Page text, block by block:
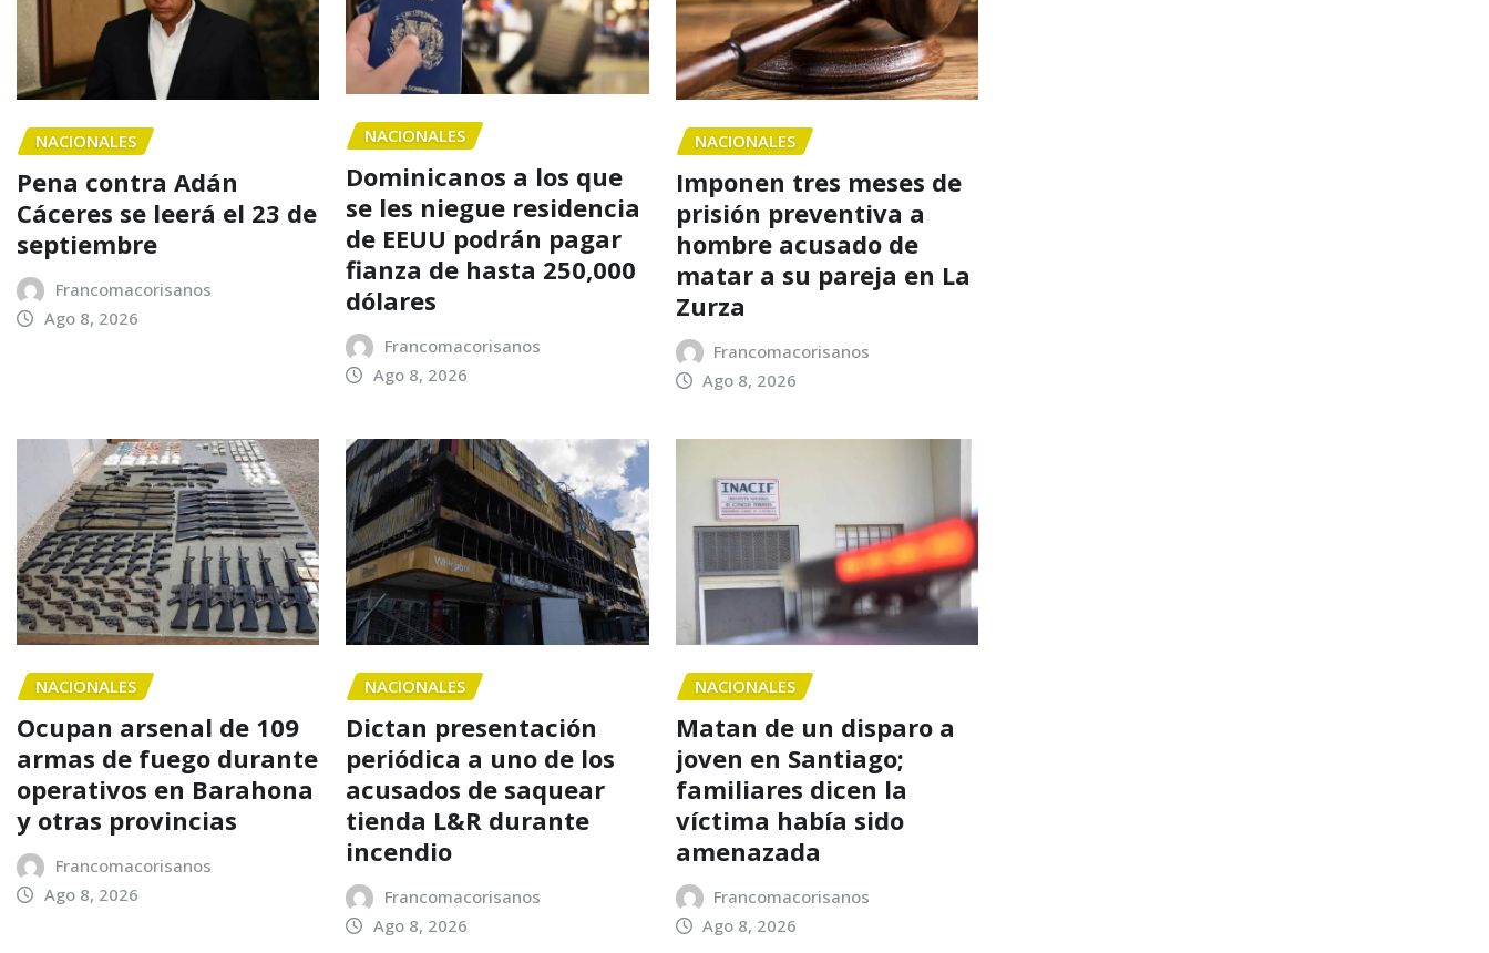
NACIONALES
Pena contra Adán
Cáceres se leerá el 23 de
septiembre
Francomacorisanos
Ago 8, 2026
NACIONALES
Dominicanos a los que
se les niegue residencia
de EEUU podrán pagar
fianza de hasta 250,000
dólares
Francomacorisanos
Ago 8, 2026
NACIONALES
Imponen tres meses de
prisión preventiva a
hombre acusado de
matar a su pareja en La
Zurza
Francomacorisanos
Ago 8, 2026
NACIONALES
Ocupan arsenal de 109
armas de fuego durante
operativos en Barahona
y otras provincias
Francomacorisanos
Ago 8, 2026
NACIONALES
Dictan presentación
periódica a uno de los
acusados de saquear
tienda L&R durante
incendio
Francomacorisanos
Ago 8, 2026
NACIONALES
Matan de un disparo a
joven en Santiago;
familiares dicen la
víctima había sido
amenazada
Francomacorisanos
Ago 8, 2026